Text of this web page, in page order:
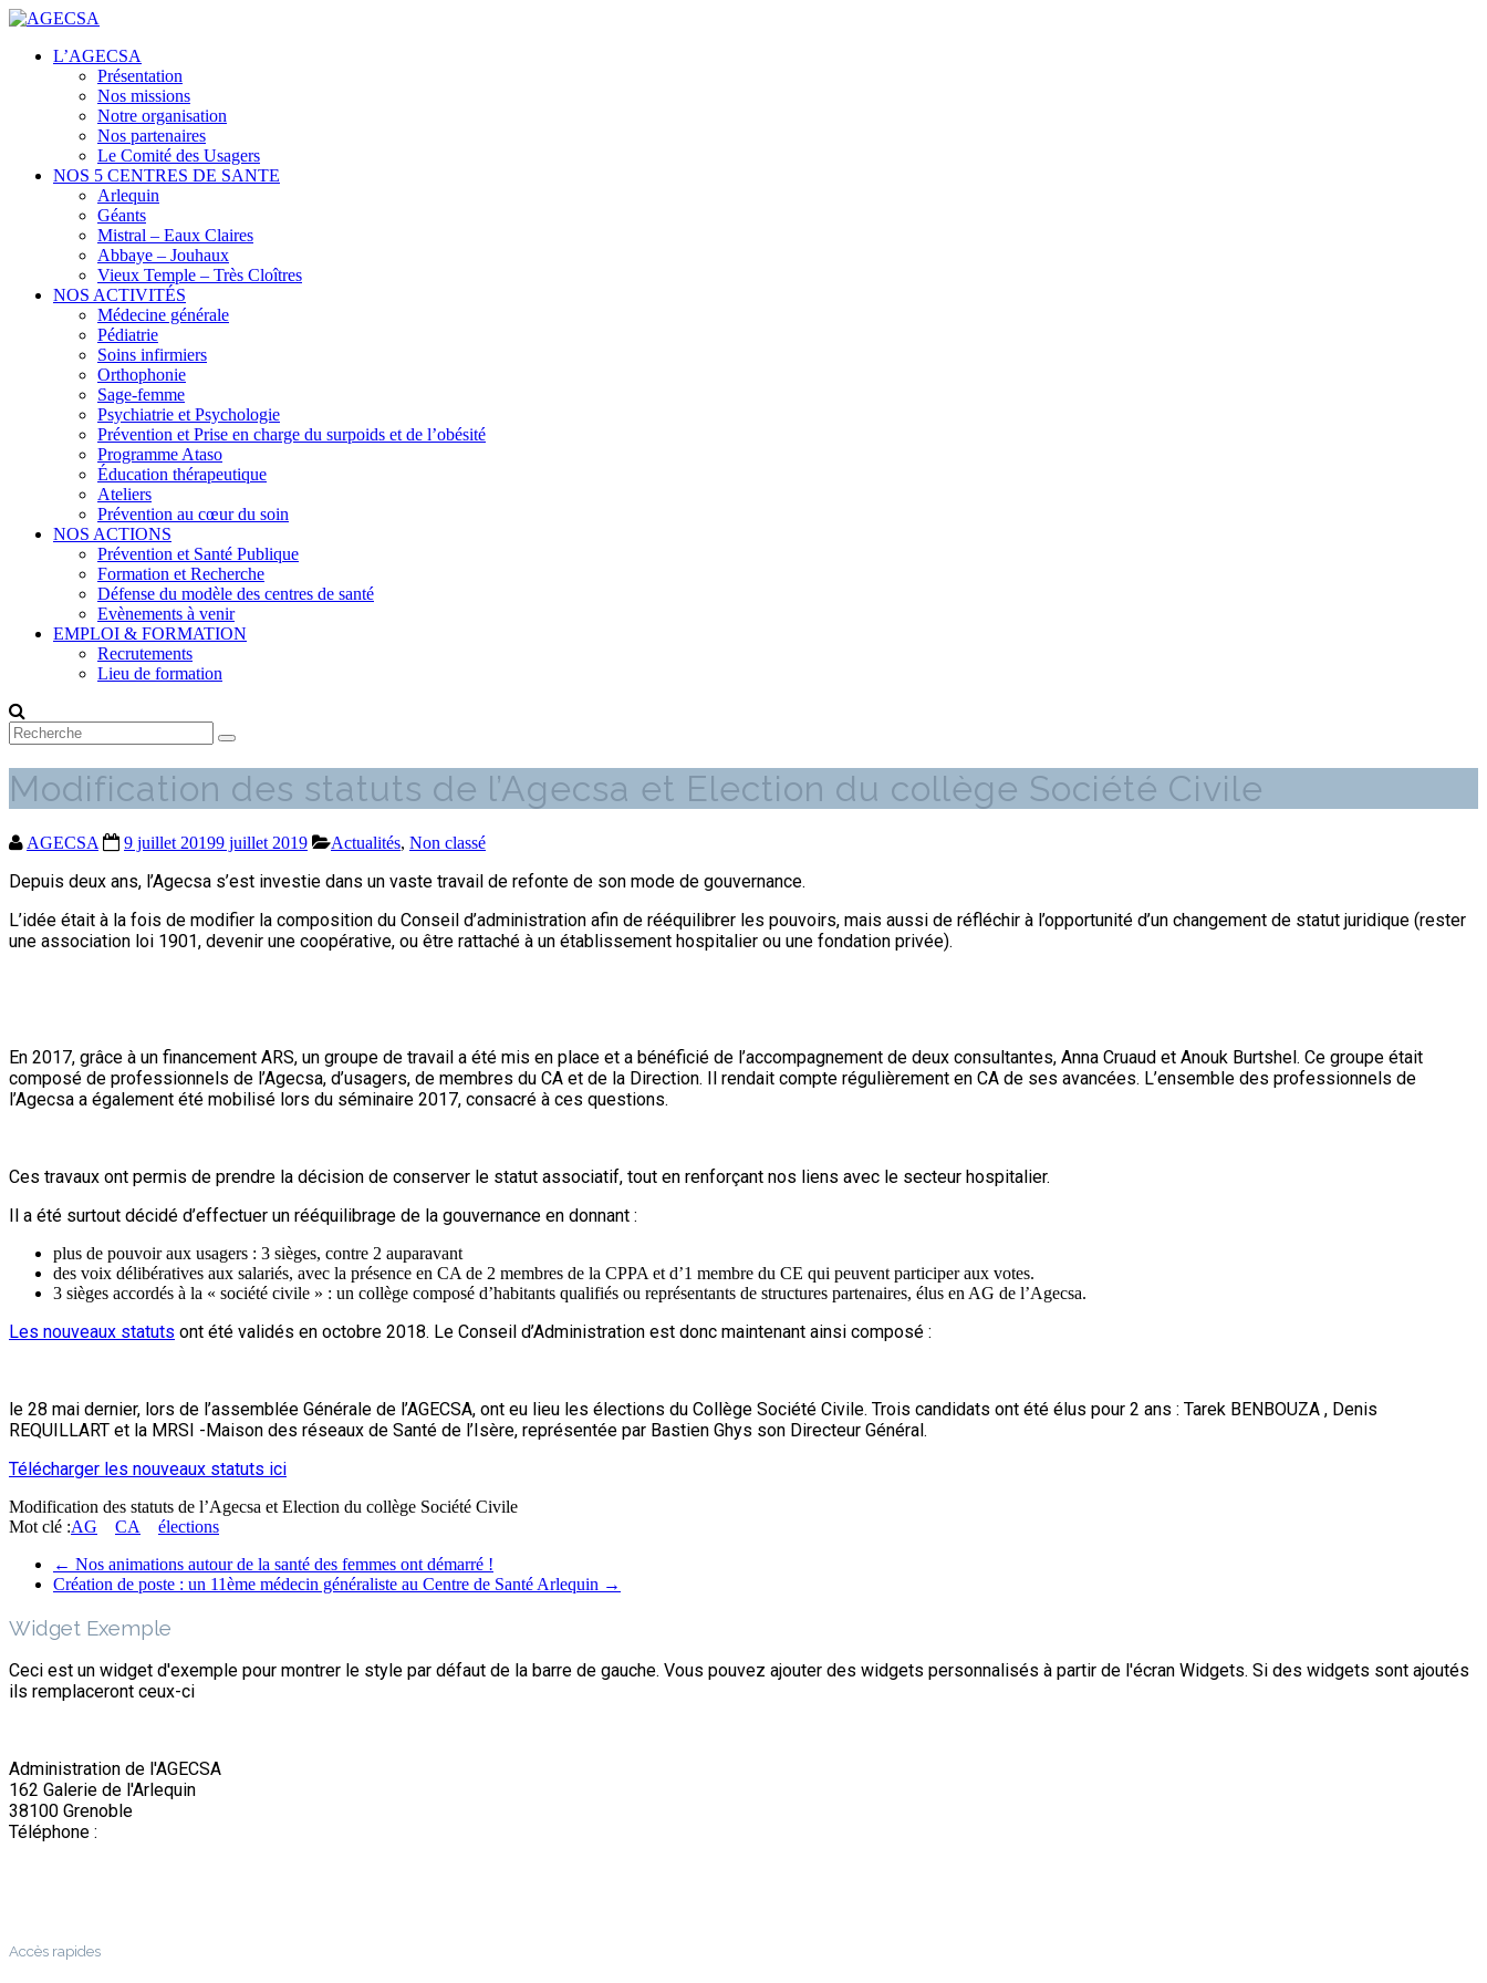
AGECSA
Centres de santé
L’AGECSA
Présentation
Nos missions
Notre organisation
Nos partenaires
Le Comité des Usagers
NOS 5 CENTRES DE SANTE
Arlequin
Géants
Mistral – Eaux Claires
Abbaye – Jouhaux
Vieux Temple – Très Cloîtres
NOS ACTIVITÉS
Médecine générale
Pédiatrie
Soins infirmiers
Orthophonie
Sage-femme
Psychiatrie et Psychologie
Prévention et Prise en charge du surpoids et de l’obésité
Programme Ataso
Éducation thérapeutique
Ateliers
Prévention au cœur du soin
NOS ACTIONS
Prévention et Santé Publique
Formation et Recherche
Défense du modèle des centres de santé
Evènements à venir
EMPLOI & FORMATION
Recrutements
Lieu de formation
Modification des statuts de l’Agecsa et Election du collège Société Civile
AGECSA 9 juillet 20199 juillet 2019 Actualités, Non classé
Depuis deux ans, l’Agecsa s’est investie dans un vaste travail de refonte de son mode de gouvernance.
L’idée était à la fois de modifier la composition du Conseil d’administration afin de rééquilibrer les pouvoirs, mais aussi de réfléchir à l’opportunité d’un changement de statut juridique (rester
une association loi 1901, devenir une coopérative, ou être rattaché à un établissement hospitalier ou une fondation privée).
En 2017, grâce à un financement ARS, un groupe de travail a été mis en place et a bénéficié de l’accompagnement de deux consultantes, Anna Cruaud et Anouk Burtshel. Ce groupe était
composé de professionnels de l’Agecsa, d’usagers, de membres du CA et de la Direction. Il rendait compte régulièrement en CA de ses avancées. L’ensemble des professionnels de
l’Agecsa a également été mobilisé lors du séminaire 2017, consacré à ces questions.
Ces travaux ont permis de prendre la décision de conserver le statut associatif, tout en renforçant nos liens avec le secteur hospitalier.
Il a été surtout décidé d’effectuer un rééquilibrage de la gouvernance en donnant :
plus de pouvoir aux usagers : 3 sièges, contre 2 auparavant
des voix délibératives aux salariés, avec la présence en CA de 2 membres de la CPPA et d’1 membre du CE qui peuvent participer aux votes.
3 sièges accordés à la « société civile » : un collège composé d’habitants qualifiés ou représentants de structures partenaires, élus en AG de l’Agecsa.
Les nouveaux statuts ont été validés en octobre 2018. Le Conseil d’Administration est donc maintenant ainsi composé :
le 28 mai dernier, lors de l’assemblée Générale de l’AGECSA, ont eu lieu les élections du Collège Société Civile. Trois candidats ont été élus pour 2 ans : Tarek BENBOUZA , Denis
REQUILLART et la MRSI -Maison des réseaux de Santé de l’Isère, représentée par Bastien Ghys son Directeur Général.
Télécharger les nouveaux statuts ici
Modification des statuts de l’Agecsa et Election du collège Société Civile
Mot clé :AG CA
élections
← Nos animations autour de la santé des femmes ont démarré !
Création de poste : un 11ème médecin généraliste au Centre de Santé Arlequin →
Widget Exemple
Ceci est un widget d'exemple pour montrer le style par défaut de la barre de gauche. Vous pouvez ajouter des widgets personnalisés à partir de l'écran Widgets. Si des widgets sont ajoutés
ils remplaceront ceux-ci
Administration de l'AGECSA
162 Galerie de l'Arlequin
38100 Grenoble
Téléphone :
Accès rapides